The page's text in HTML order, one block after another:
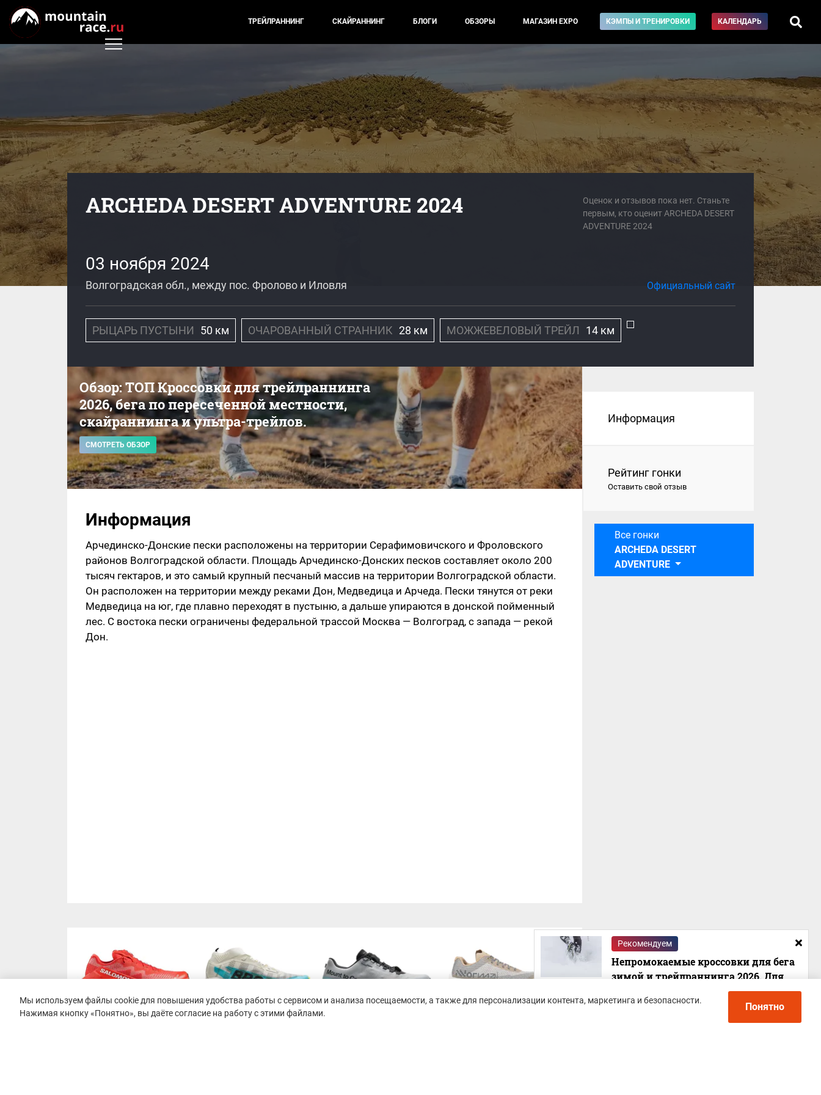
ТРЕЙЛРАННИНГ СКАЙРАННИНГ БЛОГИ ОБЗОРЫ МАГАЗИН EXPO КЭМПЫ И ТРЕНИРОВКИ КАЛЕНДАРЬ
ARCHEDA DESERT ADVENTURE 2024
Оценок и отзывов пока нет. Станьте
первым, кто оценит ARCHEDA DESERT
ADVENTURE 2024
03 ноября 2024
Волгоградская обл., между пос. Фролово и Иловля Официальный сайт
РЫЦАРЬ ПУСТЫНИ 50 км ОЧАРОВАННЫЙ СТРАННИК 28 км МОЖЖЕВЕЛОВЫЙ ТРЕЙЛ 14 км
Обзор: ТОП Кроссовки для трейлраннинга
2026, бега по пересеченной местности,
скайраннинга и ультра-трейлов.
СМОТРЕТЬ ОБЗОР
Информация
Арчединско-Донские пески расположены на территории Серафимовичского и Фроловского
районов Волгоградской области. Площадь Арчединско-Донских песков составляет около 200
тысяч гектаров, и это самый крупный песчаный массив на территории Волгоградской области.
Он расположен на территории между реками Дон, Медведица и Арчеда. Пески тянутся от реки
Медведица на юг, где плавно переходят в пустыню, а дальше упираются в донской пойменный
лес. С востока пески ограничены федеральной трассой Москва — Волгоград, с запада — рекой
Дон.
Информация
Рейтинг гонки
Оставить свой отзыв
Все гонки
ARCHEDA DESERT
ADVENTURE
Рекомендуем
Непромокаемые кроссовки для бега
зимой и трейлраннинга 2026. Для
города и бездорожья - с мембраной и
шипами
Мы используем файлы cookie для повышения удобства работы с сервисом и анализа посещаемости, а также для персонализации контента, маркетинга и безопасности.
Нажимая кнопку «Понятно», вы даёте согласие на работу с этими файлами.
Понятно